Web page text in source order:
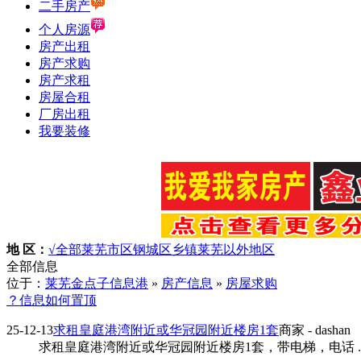
二手房产
个人房源
房产出租
房产求购
房产求租
房屋合租
厂房出租
我要装修
地 区： √全部莱芜市区钢城区乡镇莱芜以外地区
全部信息
位于： 莱芜金点子信息港 » 房产信息 » 房屋求购
？信息如何置顶
25-12-13求租皇庭港湾附近或华冠园附近楼房1套商家 - dashan
求租皇庭港湾附近或华冠园附近楼房1套，带电梯，电话